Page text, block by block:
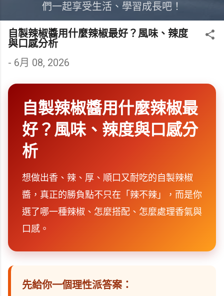
們一起享受生活、學習成長吧！
自製辣椒醬用什麼辣椒最好？風味、辣度
與口感分析
- 6月 08, 2026
自製辣椒醬用什麼辣椒最
好？風味、辣度與口感分
析
想做出香、辣、厚、順口又耐吃的自製辣椒
醬，真正的勝負點不只在「辣不辣」，而是你
選了哪一種辣椒、怎麼搭配、怎麼處理香氣與
口感。
先給你一個理性派答案：